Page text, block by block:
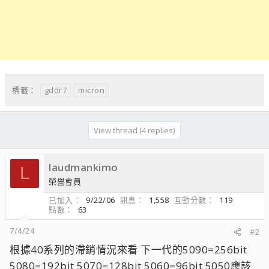
標籤： gddr7 micron
View thread (4 replies)
L laudmankimo
榮譽會員
已加入
9/22/06 訊息 1,558 互動分數
119
點數
63
7/4/24
#2
根據40系列的滯銷情況來看 下一代的5090=256bit
5080=192bit 5070=128bit 5060=96bit 5050應該